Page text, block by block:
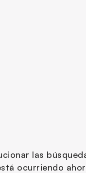
las
ocurriendo